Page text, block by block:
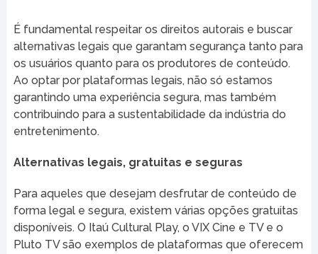
É fundamental respeitar os direitos autorais e buscar
alternativas legais que garantam segurança tanto para
os usuários quanto para os produtores de conteúdo.
Ao optar por plataformas legais, não só estamos
garantindo uma experiência segura, mas também
contribuindo para a sustentabilidade da indústria do
entretenimento.
Alternativas legais, gratuitas e seguras
Para aqueles que desejam desfrutar de conteúdo de
forma legal e segura, existem várias opções gratuitas
disponíveis. O Itaú Cultural Play, o VIX Cine e TV e o
Pluto TV são exemplos de plataformas que oferecem